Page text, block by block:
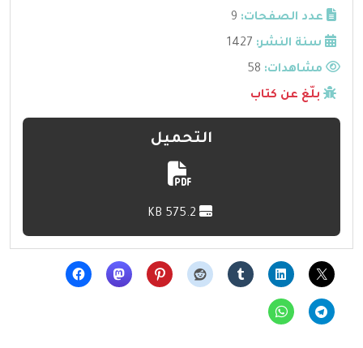
عدد الصفحات: 9
سنة النشر: 1427
مشاهدات:
بلّغ عن كتاب
التحميل